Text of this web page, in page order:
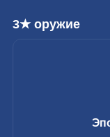
3★ оружие